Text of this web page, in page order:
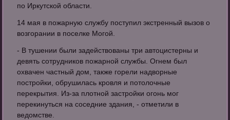
по Иркутской области.
14 мая в пожарную службу поступил экстренный вызов о
возгорании в поселке Могой.
- В тушении были задействованы три автоцистерны и
девять сотрудников пожарной службы. Огнем был
охвачен частный дом, также горели надворные
постройки, обрушилась кровля и потолочные
перекрытия. Из-за плотной застройки огонь мог
перекинуться на соседние здания, - отметили в
ведомстве.